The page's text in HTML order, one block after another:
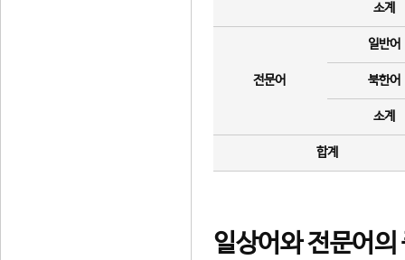
소계
전문어
일반어
북한어
소계
합계
일상어와 전문어의